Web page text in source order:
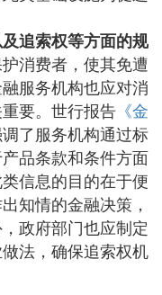
追索权等方面的规
消费者，使其免遭
服务机构也应对消
要。世行报告 《金
了服务机构通过标
品条款和条件方面
信息的目的在于便
知情的金融决策，
政府部门也应制定
法，确保追索权机